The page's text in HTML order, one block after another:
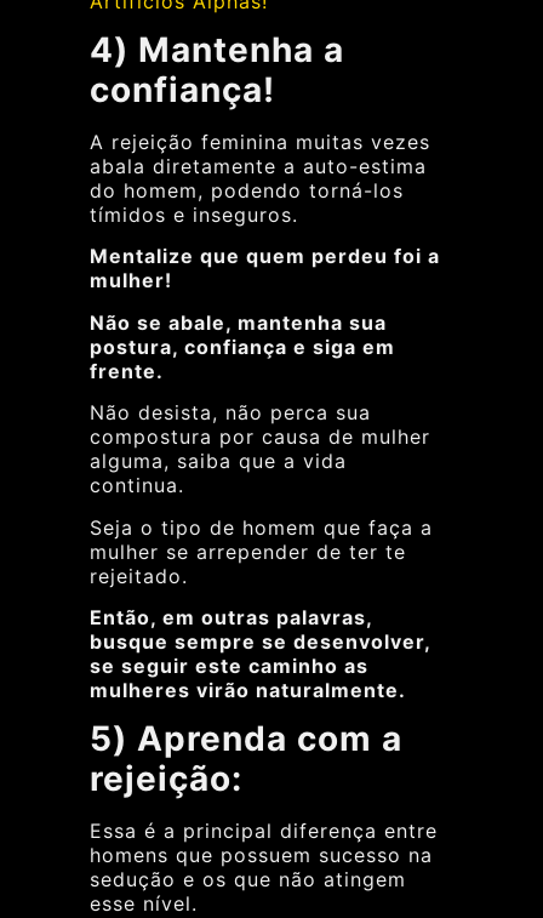
4) Mantenha a
confiança!
A rejeição feminina muitas vezes
abala diretamente a auto-estima
do homem, podendo torná-los
tímidos e inseguros.
Mentalize que quem perdeu foi a
mulher!
Não se abale, mantenha sua
postura, confiança e siga em
frente.
Não desista, não perca sua
compostura por causa de mulher
alguma, saiba que a vida
continua.
Seja o tipo de homem que faça a
mulher se arrepender de ter te
rejeitado.
Então, em outras palavras,
busque sempre se desenvolver,
se seguir este caminho as
mulheres virão naturalmente.
5) Aprenda com a
rejeição:
Essa é a principal diferença entre
homens que possuem sucesso na
sedução e os que não atingem
esse nível.